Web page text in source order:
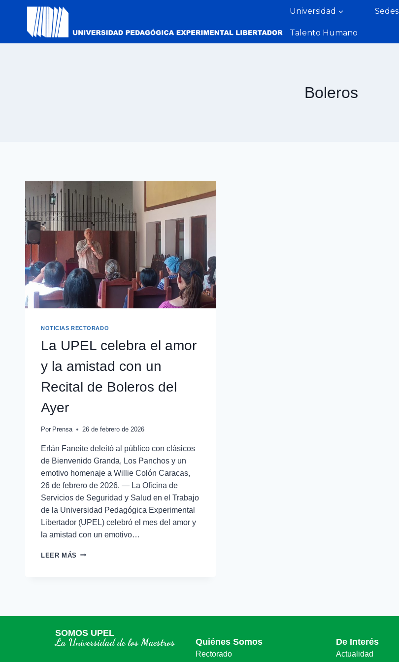
Universidad Sedes
Talento Humano
Boleros
NOTICIAS RECTORADO
La UPEL celebra el amor
y la amistad con un
Recital de Boleros del
Ayer
Por Prensa 26 de febrero de 2026
Erlán Faneite deleitó al público con clásicos
de Bienvenido Granda, Los Panchos y un
emotivo homenaje a Willie Colón Caracas,
26 de febrero de 2026. — La Oficina de
Servicios de Seguridad y Salud en el Trabajo
de la Universidad Pedagógica Experimental
Libertador (UPEL) celebró el mes del amor y
la amistad con un emotivo…
LEER MÁS
SOMOS UPEL
La Universidad de los Maestros Quiénes Somos
Rectorado
De Interés
Actualidad